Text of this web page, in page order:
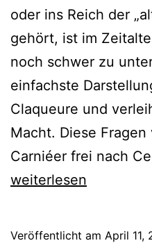
oder ins Reich der
gehört, ist im
noch schwer zu
einfachste
Claqueure und
Macht. Diese
Carniéer frei nach
Don
weiterlesen
Veröffentlicht am April 11,